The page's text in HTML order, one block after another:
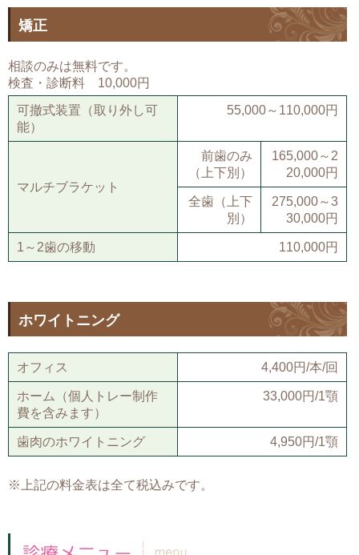
矯正
相談のみは無料です。
検査・診断料 10,000円
可撤式装置（取り外し可
能）
55,000～110,000円
マルチブラケット
前歯のみ
（上下別）
165,000～2
20,000円
全歯（上下
別）
275,000～3
30,000円
1～2歯の移動
110,000円
ホワイトニング
オフィス
4,400円/本/回
ホーム（個人トレー制作
費を含みます）
33,000円/1顎
歯肉のホワイトニング 4,950円/1顎
※上記の料金表は全て税込みです。